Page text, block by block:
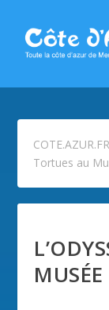
COTE.AZUR.FR
Tortues au